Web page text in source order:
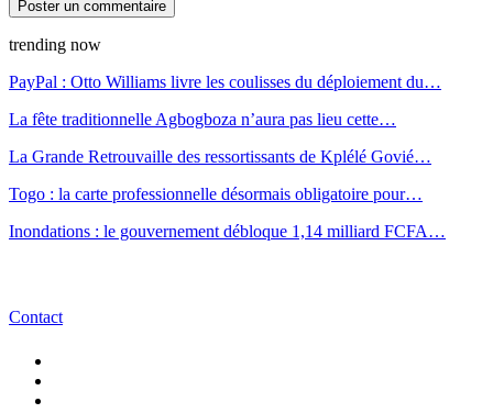
trending now
PayPal : Otto Williams livre les coulisses du déploiement du…
La fête traditionnelle Agbogboza n’aura pas lieu cette…
La Grande Retrouvaille des ressortissants de Kplélé Govié…
Togo : la carte professionnelle désormais obligatoire pour…
Inondations : le gouvernement débloque 1,14 milliard FCFA…
Contact